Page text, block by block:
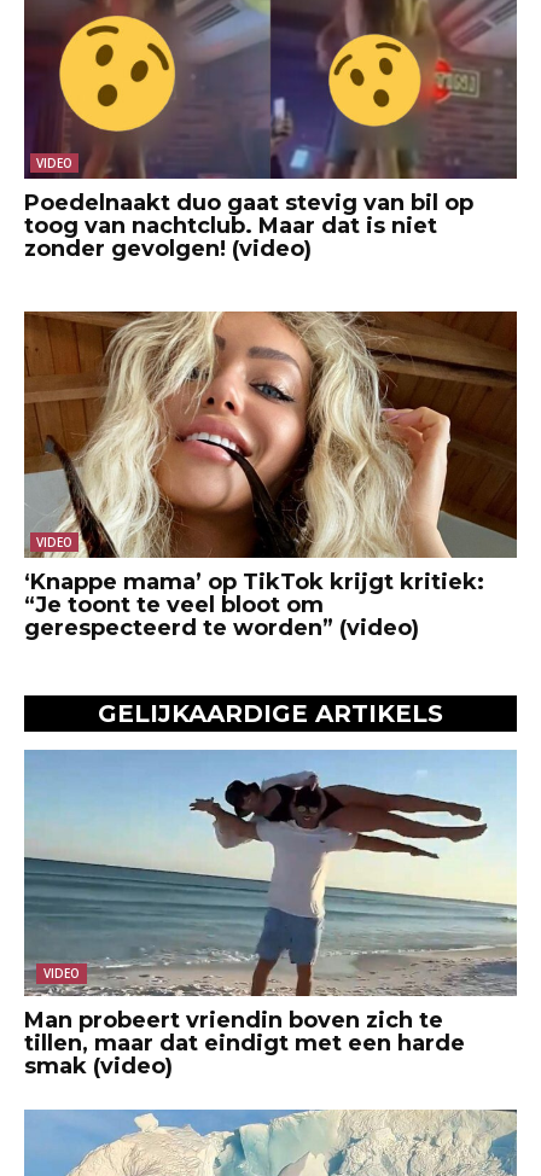
VIDEO
Poedelnaakt duo gaat stevig van bil op
toog van nachtclub. Maar dat is niet
zonder gevolgen! (video)
VIDEO
‘Knappe mama’ op TikTok krijgt kritiek:
“Je toont te veel bloot om
gerespecteerd te worden” (video)
GELIJKAARDIGE ARTIKELS
VIDEO
Man probeert vriendin boven zich te
tillen, maar dat eindigt met een harde
smak (video)